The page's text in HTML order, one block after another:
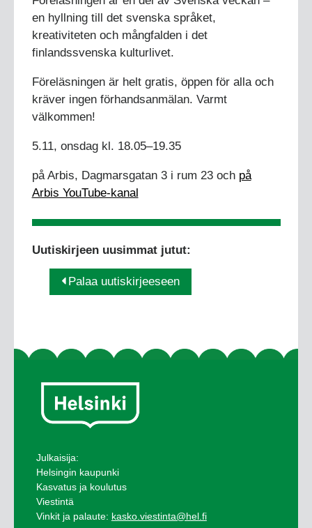
en hyllning till det svenska språket,
kreativiteten och mångfalden i det
finlandssvenska kulturlivet.
Föreläsningen är helt gratis, öppen för alla och
kräver ingen förhandsanmälan. Varmt
välkommen!
5.11, onsdag kl. 18.05–19.35
på Arbis, Dagmarsgatan 3 i rum 23 och på
Arbis YouTube-kanal
Uutiskirjeen uusimmat jutut:
Palaa uutiskirjeeseen
Julkaisija:
Helsingin kaupunki
Kasvatus ja koulutus
Viestintä
Vinkit ja palaute: kasko.viestinta@hel.fi